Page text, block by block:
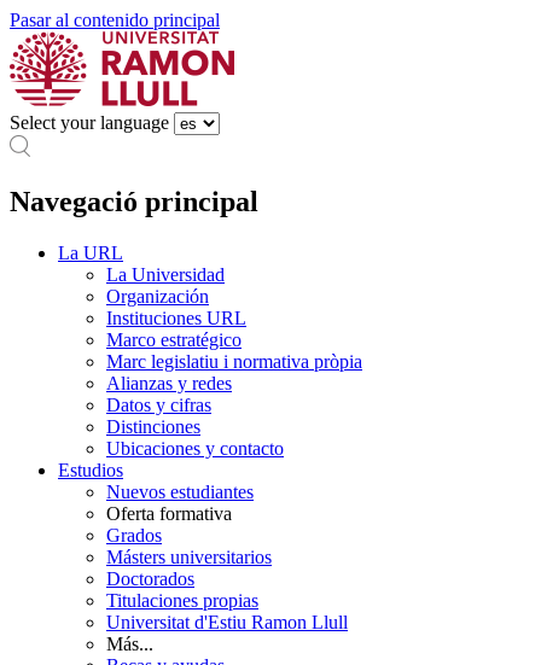
Pasar al contenido principal
Select your language
Navegació principal
La URL
La Universidad
Organización
Instituciones URL
Marco estratégico
Marc legislatiu i normativa pròpia
Alianzas y redes
Datos y cifras
Distinciones
Ubicaciones y contacto
Estudios
Nuevos estudiantes
Oferta formativa
Grados
Másters universitarios
Doctorados
Titulaciones propias
Universitat d'Estiu Ramon Llull
Más...